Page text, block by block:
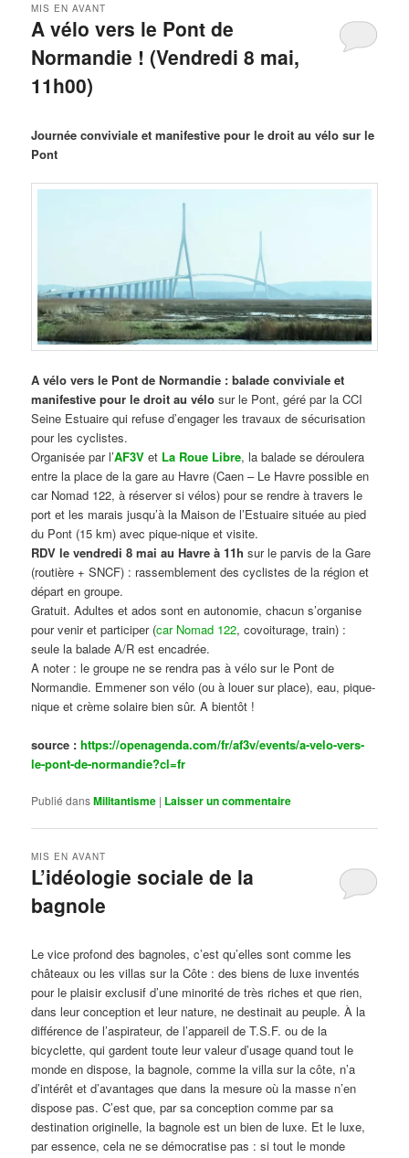
A vélo vers le Pont de
Normandie ! (Vendredi 8 mai,
11h00)
MIS EN AVANT
Journée conviviale et manifestive pour le droit au vélo sur le
Pont
A vélo vers le Pont de Normandie : balade conviviale et
manifestive pour le droit au vélo sur le Pont, géré par la CCI
Seine Estuaire qui refuse d’engager les travaux de sécurisation
pour les cyclistes.
Organisée par l’AF3V et La Roue Libre, la balade se déroulera
entre la place de la gare au Havre (Caen – Le Havre possible en
car Nomad 122, à réserver si vélos) pour se rendre à travers le
port et les marais jusqu’à la Maison de l’Estuaire située au pied
du Pont (15 km) avec pique-nique et visite.
RDV le vendredi 8 mai au Havre à 11h sur le parvis de la Gare
(routière + SNCF) : rassemblement des cyclistes de la région et
départ en groupe.
Gratuit. Adultes et ados sont en autonomie, chacun s’organise
pour venir et participer (car Nomad 122, covoiturage, train) :
seule la balade A/R est encadrée.
A noter : le groupe ne se rendra pas à vélo sur le Pont de
Normandie. Emmener son vélo (ou à louer sur place), eau, pique-
nique et crème solaire bien sûr. A bientôt !
source :https://openagenda.com/fr/af3v/events/a-velo-vers-
le-pont-de-normandie?cl=fr
Publié dansMilitantisme | Laisser un commentaire
L’idéologie sociale de la
bagnole
MIS EN AVANT
Le vice profond des bagnoles, c’est qu’elles sont comme les
châteaux ou les villas sur la Côte : des biens de luxe inventés
pour le plaisir exclusif d’une minorité de très riches et que rien,
dans leur conception et leur nature, ne destinait au peuple. À la
différence de l’aspirateur, de l’appareil de T.S.F. ou de la
bicyclette, qui gardent toute leur valeur d’usage quand tout le
monde en dispose, la bagnole, comme la villa sur la côte, n’a
d’intérêt et d’avantages que dans la mesure où la masse n’en
dispose pas. C’est que, par sa conception comme par sa
destination originelle, la bagnole est un bien de luxe. Et le luxe,
par essence, cela ne se démocratise pas : si tout le monde